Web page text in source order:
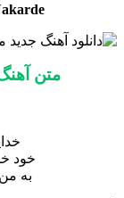
متن
خود
به